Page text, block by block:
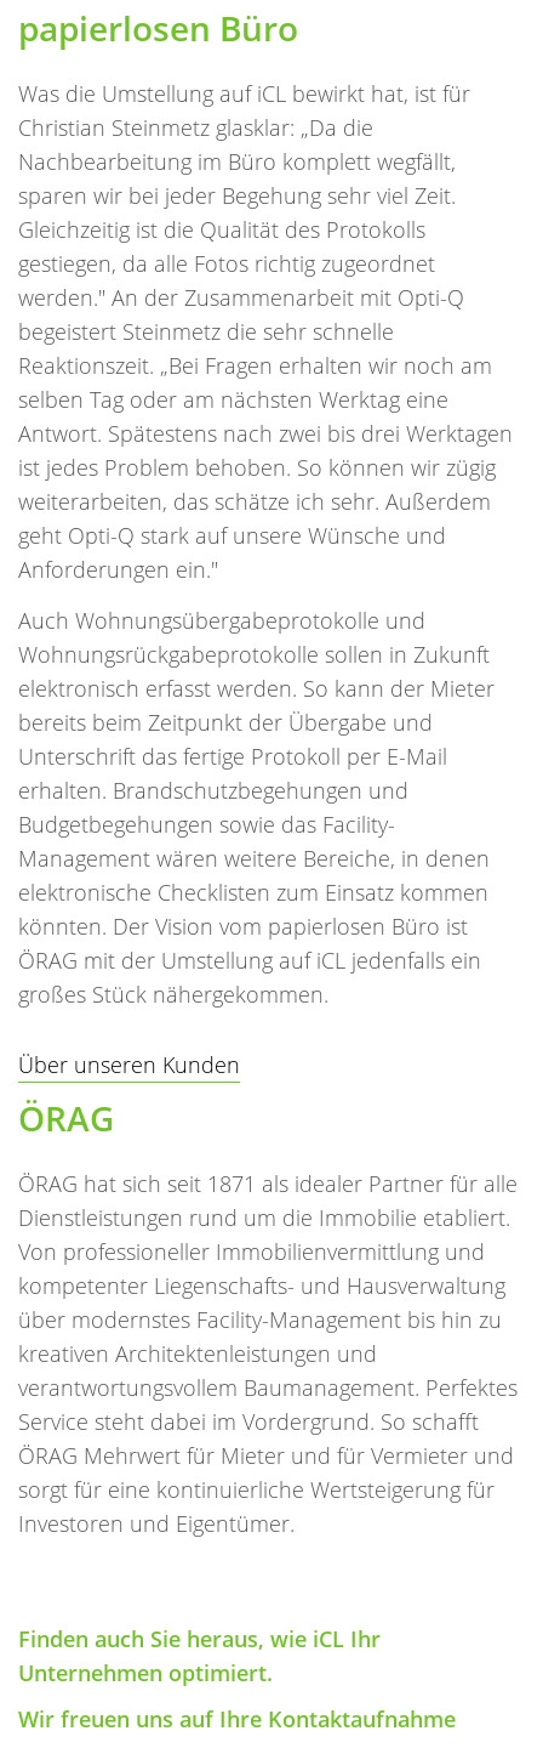
papierlosen Büro
Was die Umstellung auf iCL bewirkt hat, ist für
Christian Steinmetz glasklar: „Da die
Nachbearbeitung im Büro komplett wegfällt,
sparen wir bei jeder Begehung sehr viel Zeit.
Gleichzeitig ist die Qualität des Protokolls
gestiegen, da alle Fotos richtig zugeordnet
werden." An der Zusammenarbeit mit Opti-Q
begeistert Steinmetz die sehr schnelle
Reaktionszeit. „Bei Fragen erhalten wir noch am
selben Tag oder am nächsten Werktag eine
Antwort. Spätestens nach zwei bis drei Werktagen
ist jedes Problem behoben. So können wir zügig
weiterarbeiten, das schätze ich sehr. Außerdem
geht Opti-Q stark auf unsere Wünsche und
Anforderungen ein."
Auch Wohnungsübergabeprotokolle und
Wohnungsrückgabeprotokolle sollen in Zukunft
elektronisch erfasst werden. So kann der Mieter
bereits beim Zeitpunkt der Übergabe und
Unterschrift das fertige Protokoll per E-Mail
erhalten. Brandschutzbegehungen und
Budgetbegehungen sowie das Facility-
Management wären weitere Bereiche, in denen
elektronische Checklisten zum Einsatz kommen
könnten. Der Vision vom papierlosen Büro ist
ÖRAG mit der Umstellung auf iCL jedenfalls ein
großes Stück nähergekommen.
Über unseren Kunden
ÖRAG
ÖRAG hat sich seit 1871 als idealer Partner für alle
Dienstleistungen rund um die Immobilie etabliert.
Von professioneller Immobilienvermittlung und
kompetenter Liegenschafts- und Hausverwaltung
über modernstes Facility-Management bis hin zu
kreativen Architektenleistungen und
verantwortungsvollem Baumanagement. Perfektes
Service steht dabei im Vordergrund. So schafft
ÖRAG Mehrwert für Mieter und für Vermieter und
sorgt für eine kontinuierliche Wertsteigerung für
Investoren und Eigentümer.
Finden auch Sie heraus, wie iCL Ihr
Unternehmen optimiert.
Wir freuen uns auf Ihre Kontaktaufnahme